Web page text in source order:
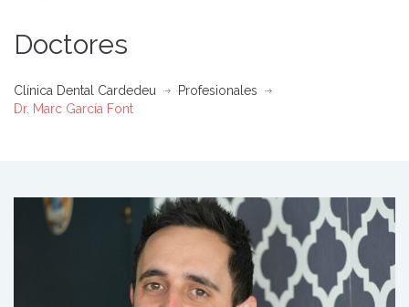
Doctores
Clínica Dental Cardedeu
Profesionales
Dr. Marc García Font